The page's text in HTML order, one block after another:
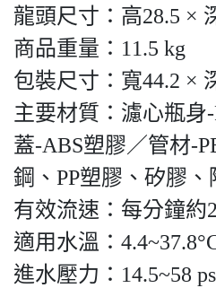
龍頭尺寸：高28.5 ×
商品重量：11.5 kg
包裝尺寸：寬44.2 ×
主要材質：濾心瓶身
蓋-ABS塑膠／管材-
鋼、PP塑膠、矽膠、
有效流速：每分鐘約
適用水溫：
進水壓力：14.5~58